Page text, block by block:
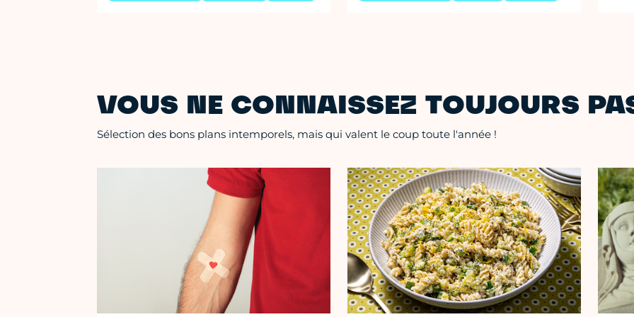
VOUS NE CONNAISSEZ TOUJOURS
Sélection des bons plans intemporels, mais qui valent le coup toute l'année !